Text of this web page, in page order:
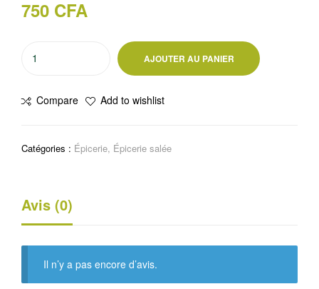
750 CFA
hot
AJOUTER AU PANIER
Compare Add to wishlist
Catégories : Épicerie, Épicerie salée
Avis (0)
Il n’y a pas encore d’avis.